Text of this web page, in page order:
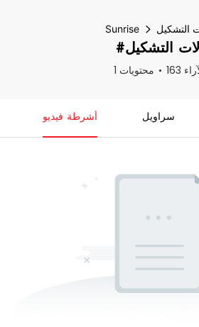
Sunrise التشكيل
التشكيل
1 محتويات
أشرطة فيديو سراويل